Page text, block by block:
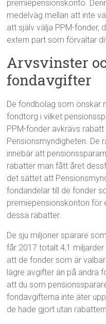
premiepensionskonto.
medelväg mellan att inte
att själv välja PPM-fonder,
extern part som förvaltar
Arvsvinster
fondavgifter
De fondbolag som önskar
fondtorg i vilket
PPM-fonder avkrävs
Pensionsmyndigheten. De
innebär att
rabatter man fått året
det sättet att
fondandelar till de fonder
premiepensionskonton
dessa rabatter.
De sju miljoner sparare
får 2017 totalt 4,1
att de fonder som är
lägre avgifter än på andra
att du som
fondavgifterna inte äter
de hade gjort utan